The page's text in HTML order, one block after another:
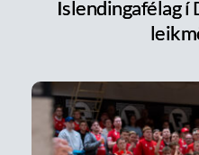
Íslendingafélag í